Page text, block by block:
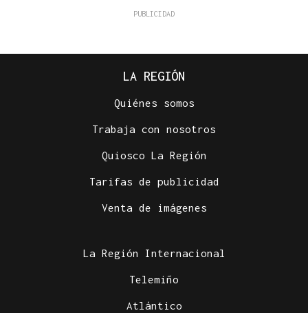
LA REGIÓN
Quiénes somos
Trabaja con nosotros
Quiosco La Región
Tarifas de publicidad
Venta de imágenes
La Región Internacional
Telemiño
Atlántico